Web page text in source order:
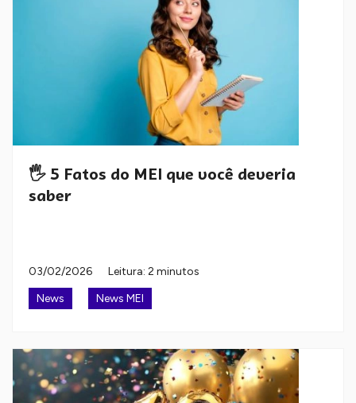
🖐️ 5 Fatos do MEI que você deveria
saber
03/02/2026
Leitura: 2 minutos
News
News MEI